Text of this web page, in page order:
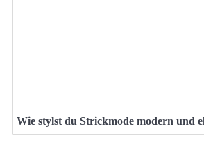
Wie stylst du Strickmode modern und